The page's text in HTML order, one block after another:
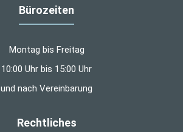
Bürozeiten
Montag bis Freitag
10:00 Uhr bis 15:00 Uhr
und nach Vereinbarung
Rechtliches